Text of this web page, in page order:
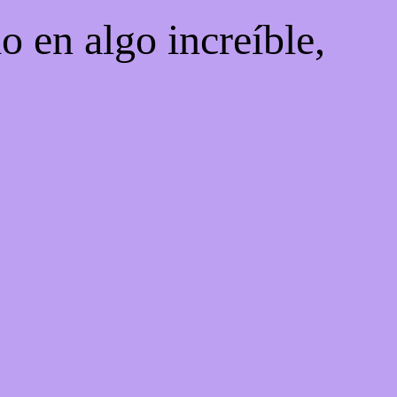
en algo increíble,